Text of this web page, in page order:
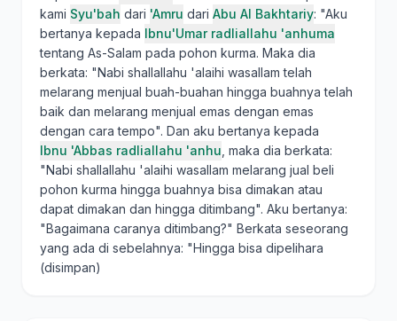
kami Syu'bah dari 'Amru dari Abu Al Bakhtariy: "Aku
bertanya kepada Ibnu'Umar radliallahu 'anhuma
tentang As-Salam pada pohon kurma. Maka dia
berkata: "Nabi shallallahu 'alaihi wasallam telah
melarang menjual buah-buahan hingga buahnya telah
baik dan melarang menjual emas dengan emas
dengan cara tempo". Dan aku bertanya kepada
Ibnu 'Abbas radliallahu 'anhu , maka dia berkata:
"Nabi shallallahu 'alaihi wasallam melarang jual beli
pohon kurma hingga buahnya bisa dimakan atau
dapat dimakan dan hingga ditimbang". Aku bertanya:
"Bagaimana caranya ditimbang?" Berkata seseorang
yang ada di sebelahnya: "Hingga bisa dipelihara
(disimpan)